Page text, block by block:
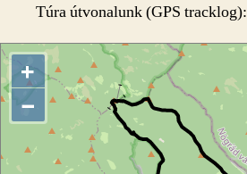
Túra útvonalunk (GPS tracklog):
+
−